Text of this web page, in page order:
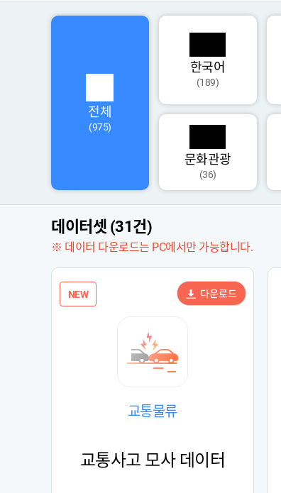
전체
(975)
한국어
(189)
문화관광
(36)
데이터셋 (31건)
※ 데이터 다운로드는 PC에서만 가능합니다.
NEW
교통물류
교통사고 모사 데이터
다운로드